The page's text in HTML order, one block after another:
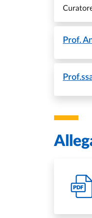
Prof.
PDF